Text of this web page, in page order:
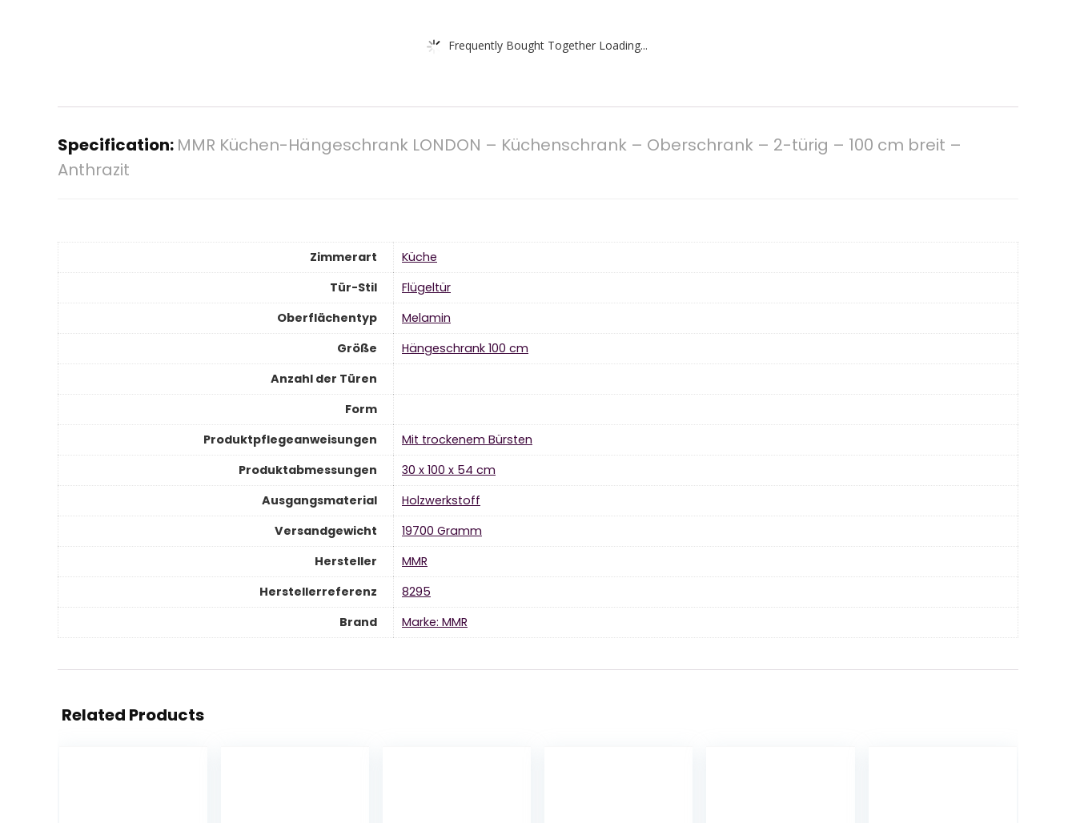
Frequently Bought Together Loading...
Specification: MMR Küchen-Hängeschrank LONDON – Küchenschrank – Oberschrank – 2-türig – 100 cm breit –
Anthrazit
Zimmerart
Küche
Tür-Stil
‎Flügeltür
Oberflächentyp
‎Melamin
Größe
‎Hängeschrank 100 cm
Anzahl der Türen
Form
Produktpflegeanweisungen
‎Mit trockenem Bürsten
Produktabmessungen
‎30 x 100 x 54 cm
Ausgangsmaterial
‎Holzwerkstoff
Versandgewicht
‎19700 Gramm
Hersteller
‎MMR
Herstellerreferenz
‎8295
Brand
Marke: MMR
Related Products